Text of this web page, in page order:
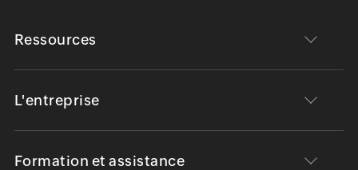
Ressources
L'entreprise
Formation et assistance